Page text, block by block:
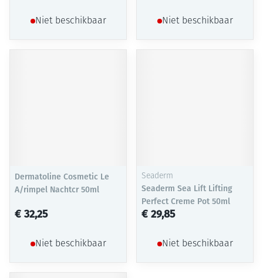
Niet beschikbaar Niet beschikbaar
Dermatoline Cosmetic Le
A/rimpel Nachtcr 50ml
€ 32,25
Niet beschikbaar
Seaderm
Seaderm Sea Lift Lifting
Perfect Creme Pot 50ml
€ 29,85
Niet beschikbaar